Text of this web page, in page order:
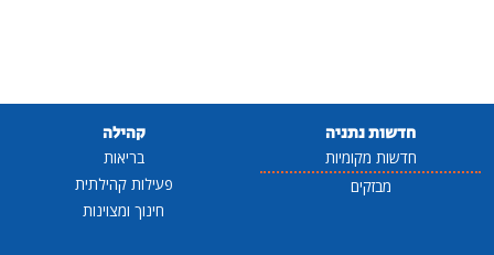
חדשות נתניה
חדשות מקומיות
מבזקים
קהילה
בריאות
פעילות קהילתית
חינוך ומצוינות